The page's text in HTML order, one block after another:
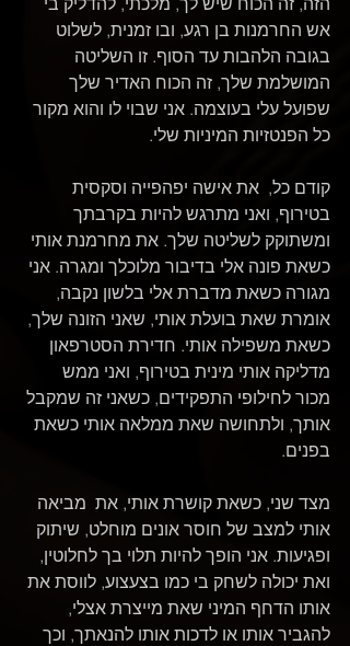
אש החרמנות בן רגע, ובו זמנית, לשלוט
בגובה הלהבות עד הסוף. זו השליטה
המושלמת שלך, זה הכוח האדיר שלך
שפועל עלי בעוצמה. אני שבוי לו והוא מקור
כל הפנטזיות המיניות שלי.
קודם כל,  את אישה יפהפייה וסקסית
בטירוף, ואני מתרגש להיות בקרבתך
ומשתוקק לשליטה שלך. את מחרמנת אותי
כשאת פונה אלי בדיבור מלוכלך ומגרה. אני
מגורה כשאת מדברת אלי בלשון נקבה,
אומרת שאת בועלת אותי, שאני הזונה שלך,
כשאת משפילה אותי. חדירת הסטרפאון
מדליקה אותי מינית בטירוף, ואני ממש
מכור לחילופי התפקידים, כשאני זה שמקבל
אותך, ולתחושה שאת ממלאה אותי כשאת
בפנים.
מצד שני, כשאת קושרת אותי, את  מביאה
אותי למצב של חוסר אונים מוחלט, שיתוק
ופגיעות. אני הופך להיות תלוי בך לחלוטין,
ואת יכולה לשחק בי כמו בצעצוע, לווסת את
אותו הדחף המיני שאת מייצרת אצלי,
להגביר אותו או לדכות אותו להנאתך, וכך